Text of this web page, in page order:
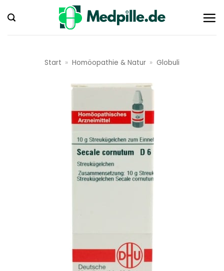
Inhalt
springen
Start » Homöopathie & Natur » Globuli